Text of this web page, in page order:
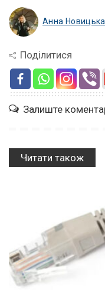
Анна Новицька
Поділитися
Залиште
Читати також